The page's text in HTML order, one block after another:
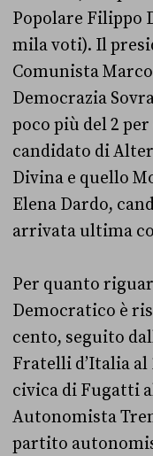
Popolare Filippo
mila voti). Il
Comunista
Democrazia
poco più del 2
candidato di
Divina e quello
Elena Dardo,
arrivata ultima
Per quanto
Democratico è
cento, seguito
Fratelli d’Italia al
civica di Fugatti
Autonomista
partito